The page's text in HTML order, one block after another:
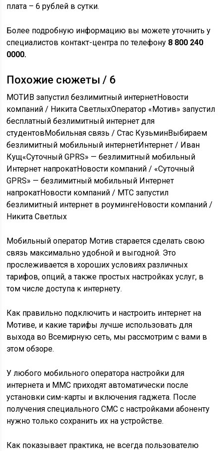
плата – 6 рублей в сутки.
Более подробную информацию вы можете уточнить у
специалистов контакт-центра по телефону 8 800 240
0000.
Похожие сюжеты / 6
МОТИВ запустил безлимитный интернетНовости
компаний / Никита СветлыхОператор «Мотив» запустил
бесплатный безлимитный интернет для
студентов Мобильная связь / Стас КузьминВыбираем
безлимитный мобильный интернетИнтернет / Иван
Кущ«Суточный GPRS» — безлимитный мобильный
Интернет напрокатНовости компаний / «Суточный
GPRS» — безлимитный мобильный Интернет
напрокатНовости компаний / МТС запустил
безлимитный интернет в роумингеНовости компаний /
Никита Светлых
Мобильный оператор Мотив старается сделать свою
связь максимально удобной и выгодной. Это
прослеживается в хороших условиях различных
тарифов, опций, а также простых настройках услуг, в
том числе доступа к интернету.
Как правильно подключить и настроить интернет на
Мотиве, и какие тарифы лучше использовать для
выхода во Всемирную сеть, мы рассмотрим с вами в
этом обзоре.
У любого мобильного оператора настройки для
интернета и ММС приходят автоматически после
установки сим-карты и включения гаджета. После
получения специального СМС с настройками абоненту
нужно только сохранить их на устройстве.
Как показывает практика, не всегда пользователю